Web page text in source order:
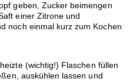
geben, Zucker beimengen
einer Zitrone und
noch einmal kurz zum Kochen
(wichtig!) Flaschen füllen
auskühlen lassen und